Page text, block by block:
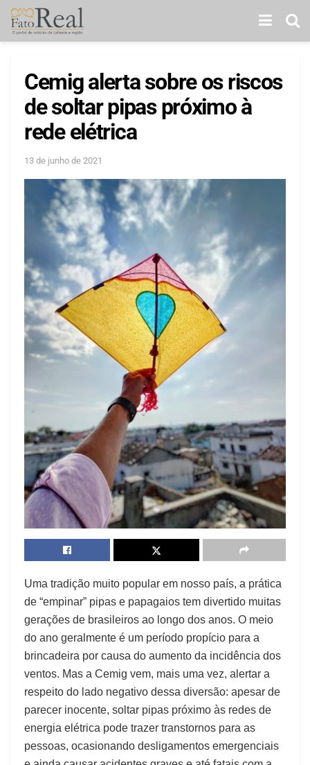
Cemig alerta sobre os riscos
de soltar pipas próximo à
rede elétrica
13 de junho de 2021
Uma tradição muito popular em nosso país, a prática
de “empinar” pipas e papagaios tem divertido muitas
gerações de brasileiros ao longo dos anos. O meio
do ano geralmente é um período propício para a
brincadeira por causa do aumento da incidência dos
ventos. Mas a Cemig vem, mais uma vez, alertar a
respeito do lado negativo dessa diversão: apesar de
parecer inocente, soltar pipas próximo às redes de
energia elétrica pode trazer transtornos para as
pessoas, ocasionando desligamentos emergenciais